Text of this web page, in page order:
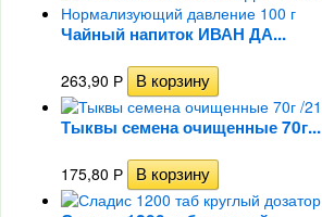
Чайный напиток ИВАН ДА...
263,90 Р
Тыквы семена очищенные 70г...
175,80 Р